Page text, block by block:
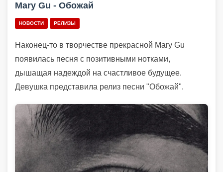
Mary Gu - Обожай
НОВОСТИ РЕЛИЗЫ
Наконец-то в творчестве прекрасной Mary Gu
появилась песня с позитивными нотками,
дышащая надеждой на счастливое будущее.
Девушка представила релиз песни "Обожай".